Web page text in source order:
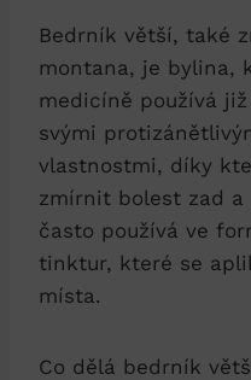
Bedrník větší, také
montana, je bylina,
medicíně používá
svými
vlastnostmi, díky
zmírnit bolest zad a
často používá ve
tinktur, které se
místa.
Co dělá bedrník